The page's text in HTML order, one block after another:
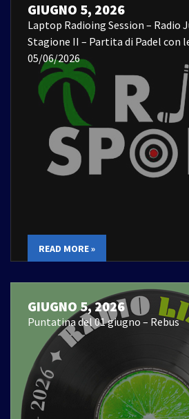
GIUGNO 5, 2026
Laptop Radioing Session – Radio
Stagione II – Partita di Padel con
05/06/2026
READ MORE »
GIUGNO 5, 2026
Puntatina del 01 giugno – Rebus